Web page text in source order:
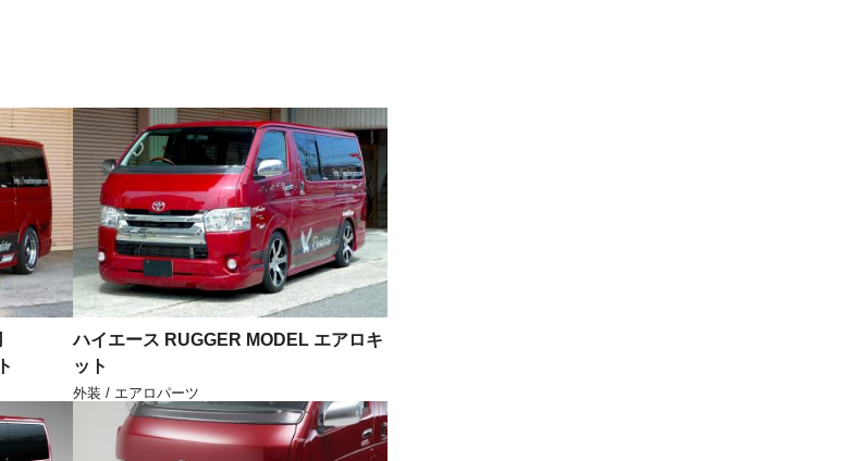
ハイエース RUGGER MODEL エアロキ
ット
外装 / エアロパーツ